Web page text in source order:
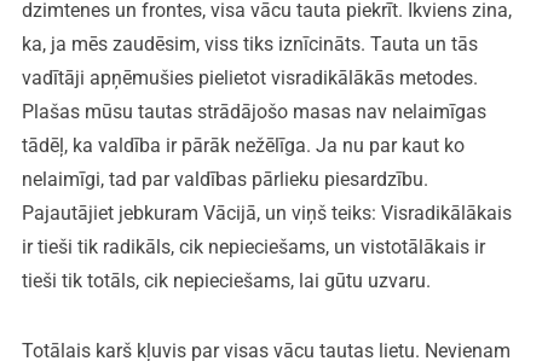
dzimtenes un frontes, visa vācu tauta piekrīt. Ikviens zina,
ka, ja mēs zaudēsim, viss tiks iznīcināts. Tauta un tās
vadītāji apņēmušies pielietot visradikālākās metodes.
Plašas mūsu tautas strādājošo masas nav nelaimīgas
tādēļ, ka valdība ir pārāk nežēlīga. Ja nu par kaut ko
nelaimīgi, tad par valdības pārlieku piesardzību.
Pajautājiet jebkuram Vācijā, un viņš teiks: Visradikālākais
ir tieši tik radikāls, cik nepieciešams, un vistotālākais ir
tieši tik totāls, cik nepieciešams, lai gūtu uzvaru.
Totālais karš kļuvis par visas vācu tautas lietu. Nevienam